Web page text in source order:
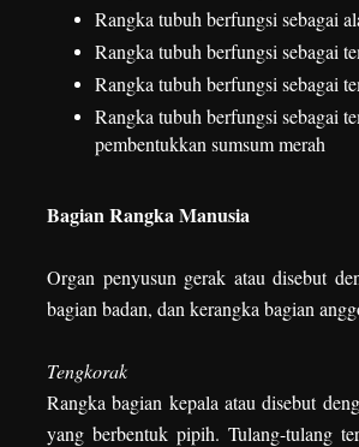
Rangka tubuh berfungsi sebagai
Rangka tubuh berfungsi sebagai
Rangka tubuh berfungsi sebagai
Rangka tubuh berfungsi sebagai
pembentukkan sumsum merah
Bagian Rangka Manusia
Organ penyusun gerak atau disebut
bagian badan, dan kerangka bagian
Tengkorak
Rangka bagian kepala atau disebut
yang berbentuk pipih. Tulang-tulang